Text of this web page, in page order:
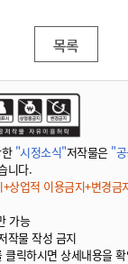
목록
"시정소식"저작물은 "
니다.
상업적 이용금지+변경금
가능
작물 작성 금지
릭하시면 상세내용을